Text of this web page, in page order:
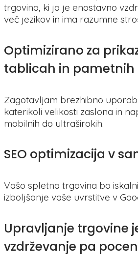
trgovino, ki jo je enostavno
več jezikov in ima razumne
Optimizirano za
tablicah in pametnih
Zagotavljam brezhibno
katerikoli velikosti zaslona in
mobilnih do ultraširokih.
SEO optimizacija v
Vašo spletna trgovina bo
izboljšanje vaše uvrstitve v
Upravljanje trgovine
vzdrževanje pa